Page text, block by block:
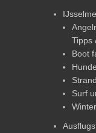
Tipps
Boot
Hunde
Strand
Surf